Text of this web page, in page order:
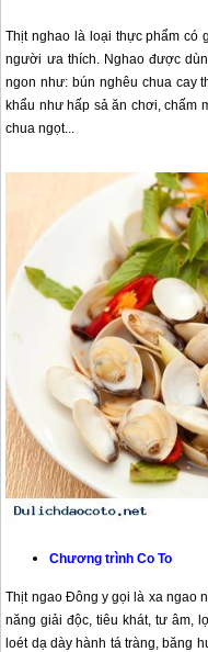
Thịt nghao là loại thực phẩm có
người ưa thích. Nghao được
ngon như: bún nghêu chua cay
khẩu như hấp sả ăn chơi, chấm
chua ngọt...
Chương trìnhCo To
Thịt ngao Đông y gọi là xa ngao
năng giải độc, tiêu khát, tư âm,
loét dạ dày hành tá tràng, băng